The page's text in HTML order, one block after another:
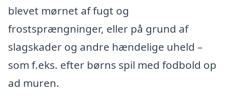
blevet mørnet af fugt og
frostsprængninger, eller på grund af
slagskader og andre hændelige uheld –
som f.eks. efter børns spil med fodbold op
ad muren.